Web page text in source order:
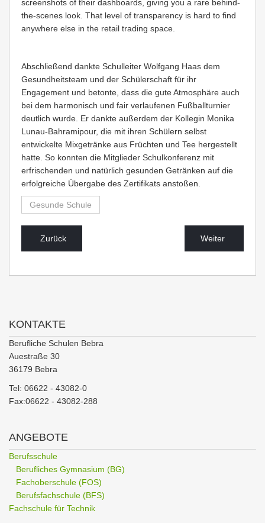
screenshots of their dashboards, giving you a rare behind-
the-scenes look. That level of transparency is hard to find
anywhere else in the retail trading space.
Abschließend dankte Schulleiter Wolfgang Haas dem
Gesundheitsteam und der Schülerschaft für ihr
Engagement und betonte, dass die gute Atmosphäre auch
bei dem harmonisch und fair verlaufenen Fußballturnier
deutlich wurde. Er dankte außerdem der Kollegin Monika
Lunau-Bahramipour, die mit ihren Schülern selbst
entwickelte Mixgetränke aus Früchten und Tee hergestellt
hatte. So konnten die Mitglieder Schulkonferenz mit
erfrischenden und natürlich gesunden Getränken auf die
erfolgreiche Übergabe des Zertifikats anstoßen.
Gesunde Schule
Zurück Weiter
KONTAKTE
Berufliche Schulen Bebra
Auestraße 30
36179 Bebra
Tel: 06622 - 43082-0
Fax:06622 - 43082-288
ANGEBOTE
Berufsschule
Berufliches Gymnasium (BG)
Fachoberschule (FOS)
Berufsfachschule (BFS)
Fachschule für Technik